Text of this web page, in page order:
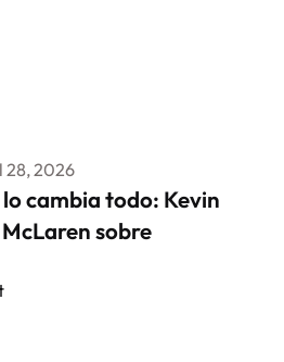
28, 2026
cambia todo: Kevin
sobre